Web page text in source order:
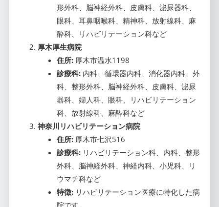
形外科、脳神経外科、皮膚科、泌尿器科、
眼科、耳鼻咽喉科、精神科、放射線科、麻
酔科、リハビリテーション科など
厚木厚生病院
住所: 厚木市温水1198
診療科: 内科、循環器内科、消化器内科、外
科、整形外科、脳神経外科、皮膚科、泌尿
器科、婦人科、眼科、リハビリテーション
科、放射線科、麻酔科など
神奈川リハビリテーション病院
住所: 厚木市七沢516
診療科: リハビリテーション科、内科、整形
外科、脳神経外科、神経内科、小児科、リ
ウマチ科など
特徴: リハビリテーション医療に特化した病